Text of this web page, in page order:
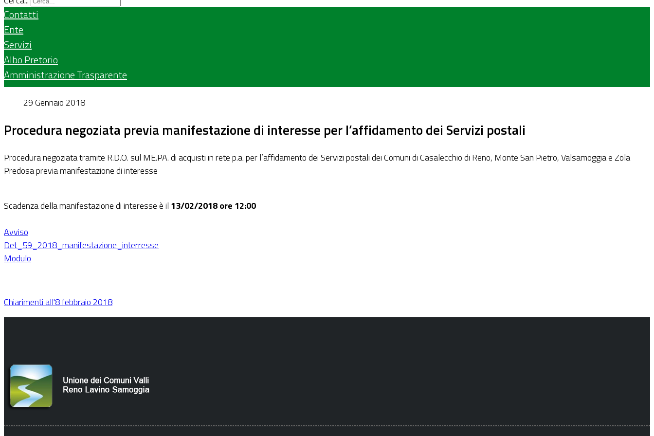
Contatti
Ente
Servizi
Albo Pretorio
Amministrazione Trasparente
29 Gennaio 2018
Procedura negoziata previa manifestazione di interesse per l’affidamento dei Servizi postali
Procedura negoziata tramite R.D.O. sul ME.PA. di acquisti in rete p.a. per l’affidamento dei Servizi postali dei Comuni di Casalecchio di Reno, Monte San Pietro, Valsamoggia e Zola
Predosa previa manifestazione di interesse
Scadenza della manifestazione di interesse è il 13/02/2018 ore 12:00
Avviso
Det_59_2018_manifestazione_interresse
Modulo
Chiarimenti all'8 febbraio 2018